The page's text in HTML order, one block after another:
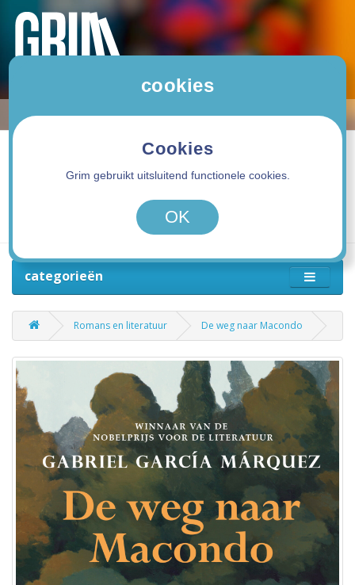
0 product(en) - 0,00€
categorieën
Romans en literatuur De weg naar Macondo
cookies
Cookies
Grim gebruikt uitsluitend functionele cookies.
OK